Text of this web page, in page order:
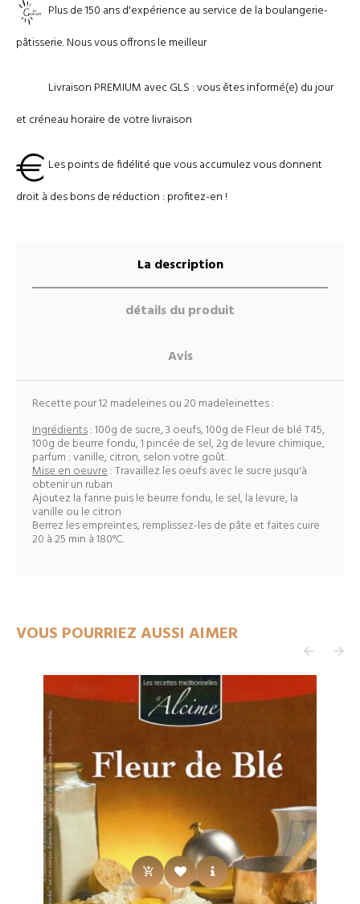
Plus de 150 ans d'expérience au service de la boulangerie-
pâtisserie. Nous vous offrons le meilleur
Livraison PREMIUM avec GLS : vous êtes informé(e) du jour
et créneau horaire de votre livraison
Les points de fidélité que vous accumulez vous donnent
droit à des bons de réduction : profitez-en !
La description
détails du produit
Avis
Recette pour 12 madeleines ou 20 madeleinettes :
Ingrédients: 100g de sucre, 3 oeufs, 100g de Fleur de blé T45,
100g de beurre fondu, 1 pincée de sel, 2g de levure chimique,
parfum : vanille, citron, selon votre goût.
Mise en oeuvre: Travaillez les oeufs avec le sucre jusqu'à
obtenir un ruban
Ajoutez la farine puis le beurre fondu, le sel, la levure, la
vanille ou le citron
Berrez les empreintes, remplissez-les de pâte et faites cuire
20 à 25 min à 180°C.
VOUS POURRIEZ AUSSI AIMER